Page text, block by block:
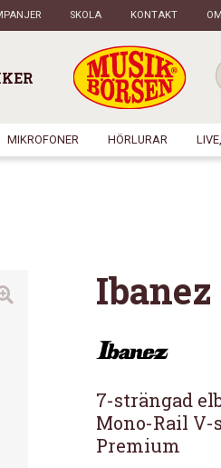
SKOLA KONTAKT
MIKROFONER HÖRLURAR
7-strängad
Mono-Rail V-
Premium